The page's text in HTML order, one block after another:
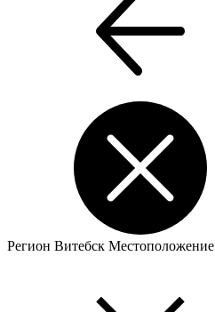
Регион Витебск Местоположение